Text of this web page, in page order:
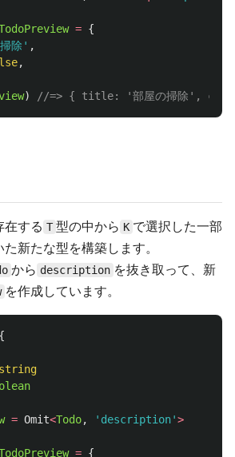
= {
除 ' ,
,
) //=> { title: '部屋の掃除',
在する T 型の中から K で選択した一部
新たな型を構築します。
から description を抜き取って、新
を作成しています。
{
string
= Omit<Todo, ' description'>
= {